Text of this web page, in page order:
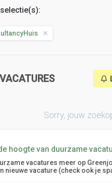
Sorry, jouw
hoogte van duurzame
vacatures meer op
nieuwe vacature (check ook je